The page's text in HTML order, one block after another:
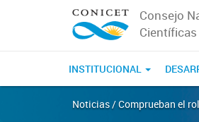
Consejo
INSTITUCIONAL
Noticias / Comprueban el